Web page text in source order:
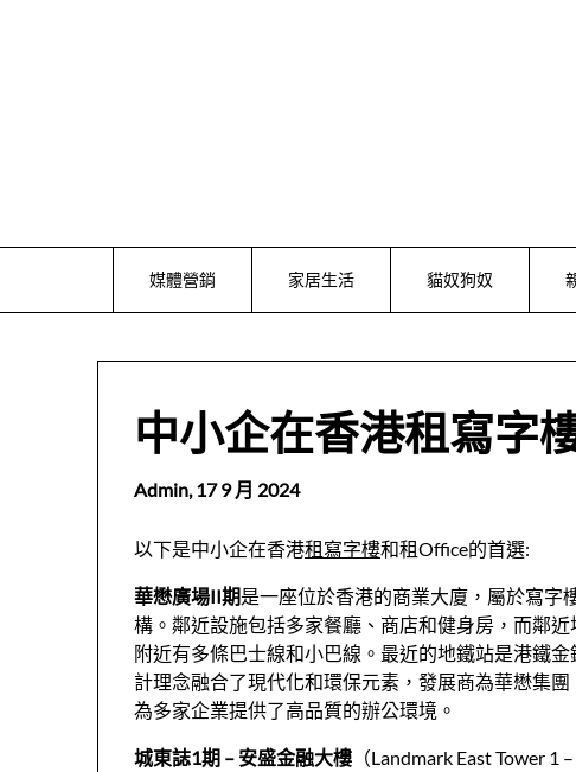
媒體營銷 家居生活 貓奴狗奴
中小企在香港租寫字
Admin,17 9 月 2024
以下是中小企在香港租寫字樓和租Office的首選:
華懋廣場II期是一座位於香港的商業大廈，屬於寫字
構。鄰近設施包括多家餐廳、商店和健身房，而鄰
附近有多條巴士線和小巴線。最近的地鐵站是港鐵
計理念融合了現代化和環保元素，發展商為華懋集
為多家企業提供了高品質的辦公環境。
城東誌1期 – 安盛金融大樓 （Landmark East Tower